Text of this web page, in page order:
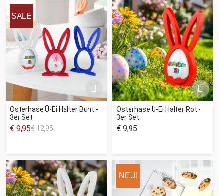
SALE
Osterhase Ü-Ei Halter Bunt -
3er Set
€ 9,95€ 12,95
Osterhase Ü-Ei Halter Rot -
3er Set
€ 9,95
NEU!